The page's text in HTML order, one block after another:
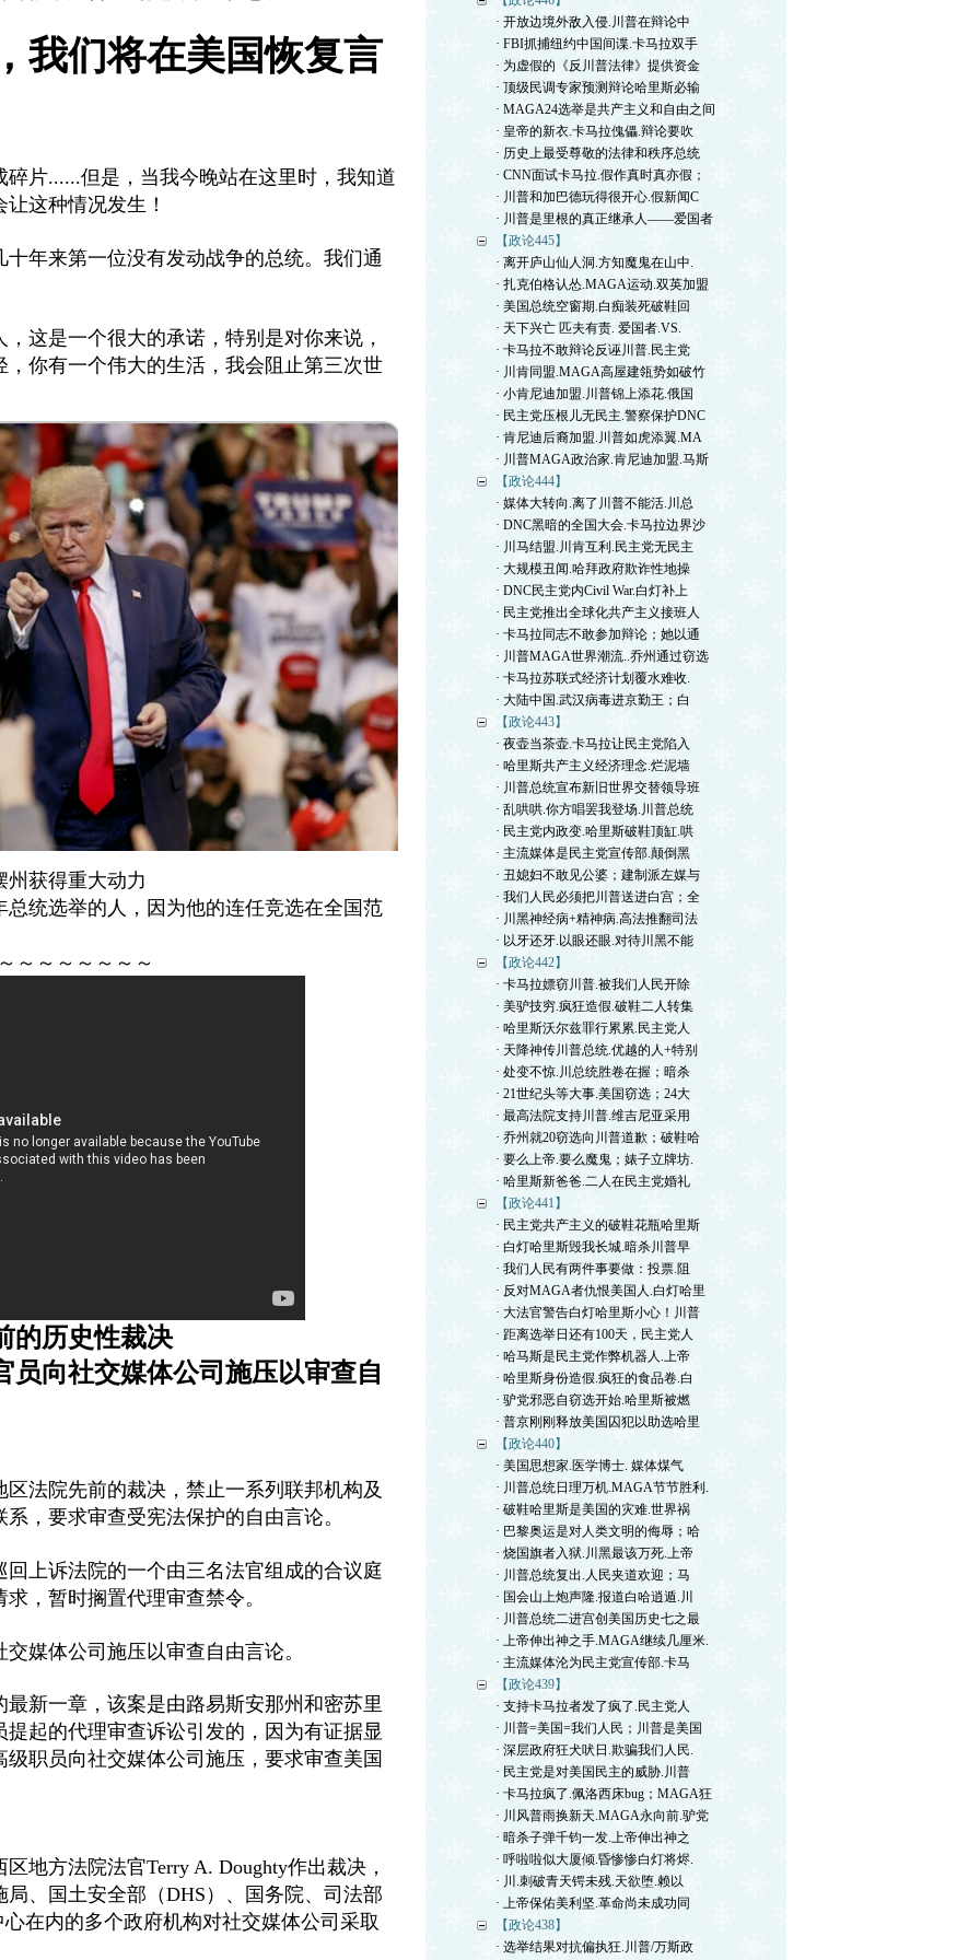
我们将在美国恢复言
碎片......但是，当我今晚站在这里时，我知道
这种情况发生！
年来第一位没有发动战争的总统。我们通
这是一个很大的承诺，特别是对你来说，
你有一个伟大的生活，我会阻止第三次世
州获得重大动力
总统选举的人，因为他的连任竞选在全国范
～～～～～～～
的历史性裁决
员向社交媒体公司施压以审查自
法院先前的裁决，禁止一系列联邦机构及
，要求审查受宪法保护的自由言论。
上诉法院的一个由三名法官组成的合议庭
，暂时搁置代理审查禁令。
媒体公司施压以审查自由言论。
新一章，该案是由路易斯安那州和密苏里
起的代理审查诉讼引发的，因为有证据显
职员向社交媒体公司施压，要求审查美国
区地方法院法官Terry A. Doughty作出裁决，
、国土安全部（DHS ）、国务院、司法部
在内的多个政府机构对社交媒体公司采取
· 开放边境外敌入侵.川普在辩论中
· FBI抓捕纽约中国间谍.卡马拉双手
· 为虚假的《反川普法律》提供资金
· 顶级民调专家预测辩论哈里斯必输
· MAGA24选举是共产主义和自由之间
· 皇帝的新衣.卡马拉傀儡.辩论要吹
· 历史上最受尊敬的法律和秩序总统
· CNN面试卡马拉.假作真时真亦假；
· 川普和加巴德玩得很开心.假新闻C
· 川普是里根的真正继承人——爱国者
【政论445】
· 离开庐山仙人洞.方知魔鬼在山中.
· 扎克伯格认怂.MAGA运动.双英加盟
· 美国总统空窗期.白痴装死破鞋回
· 天下兴亡 匹夫有责. 爱国者.VS.
· 卡马拉不敢辩论反诬川普.民主党
· 川肯同盟.MAGA高屋建瓴势如破竹
· 小肯尼迪加盟.川普锦上添花.俄国
· 民主党压根儿无民主.警察保护DNC
· 肯尼迪后裔加盟.川普如虎添翼.MA
· 川普MAGA政治家.肯尼迪加盟.马斯
【政论444】
· 媒体大转向.离了川普不能活.川总
· DNC黑暗的全国大会.卡马拉边界沙
· 川马结盟.川肯互利.民主党无民主
· 大规模丑闻.哈拜政府欺诈性地操
· DNC民主党内Civil War.白灯补上
· 民主党推出全球化共产主义接班人
· 卡马拉同志不敢参加辩论；她以通
· 川普MAGA世界潮流..乔州通过窃选
· 卡马拉苏联式经济计划覆水难收.
· 大陆中国.武汉病毒进京勤王；白
【政论443】
· 夜壶当茶壶.卡马拉让民主党陷入
· 哈里斯共产主义经济理念.烂泥墙
· 川普总统宣布新旧世界交替领导班
· 乱哄哄.你方唱罢我登场.川普总统
· 民主党内政变.哈里斯破鞋顶缸.哄
· 主流媒体是民主党宣传部.颠倒黑
· 丑媳妇不敢见公婆；建制派左媒与
· 我们人民必须把川普送进白宫；全
· 川黑神经病+精神病.高法推翻司法
· 以牙还牙.以眼还眼.对待川黑不能
【政论442】
· 卡马拉嫖窃川普.被我们人民开除
· 美驴技穷.疯狂造假.破鞋二人转集
· 哈里斯沃尔兹罪行累累.民主党人
· 天降神传川普总统.优越的人+特别
· 处变不惊.川总统胜卷在握；暗杀
· 21世纪头等大事.美国窃选；24大
· 最高法院支持川普.维吉尼亚采用
· 乔州就20窃选向川普道歉；破鞋哈
· 要么上帝.要么魔鬼；婊子立牌坊.
· 哈里斯新爸爸.二人在民主党婚礼
【政论441】
· 民主党共产主义的破鞋花瓶哈里斯
· 白灯哈里斯毁我长城.暗杀川普早
· 我们人民有两件事要做：投票.阻
· 反对MAGA者仇恨美国人.白灯哈里
· 大法官警告白灯哈里斯小心！川普
· 距离选举日还有100天，民主党人
· 哈马斯是民主党作弊机器人.上帝
· 哈里斯身份造假.疯狂的食品卷.白
· 驴党邪恶自窃选开始.哈里斯被燃
· 普京刚刚释放美国囚犯以助选哈里
【政论440】
· 美国思想家.医学博士. 媒体煤气
· 川普总统日理万机.MAGA节节胜利.
· 破鞋哈里斯是美国的灾难.世界祸
· 巴黎奥运是对人类文明的侮辱；哈
· 烧国旗者入狱.川黑最该万死.上帝
· 川普总统复出.人民夹道欢迎；马
· 国会山上炮声隆.报道白哈逍遁.川
· 川普总统二进宫创美国历史七之最
· 上帝伸出神之手.MAGA继续几厘米.
· 主流媒体沦为民主党宣传部.卡马
【政论439】
· 支持卡马拉者发了疯了.民主党人
· 川普=美国=我们人民；川普是美国
· 深层政府狂犬吠日.欺骗我们人民.
· 民主党是对美国民主的威胁.川普
· 卡马拉疯了.佩洛西床bug；MAGA狂
· 川风普雨换新天.MAGA永向前.驴党
· 暗杀子弹千钧一发.上帝伸出神之
· 呼啦啦似大厦倾.昏惨惨白灯将烬.
· 川.刺破青天锷未残.天欲堕.赖以
· 上帝保佑美利坚.革命尚未成功同
【政论438】
· 选举结果对抗偏执狂.川普/万斯政